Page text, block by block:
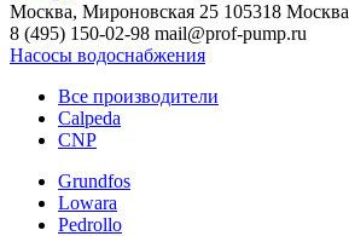
Москва, Мироновская 25 105318 Москва
8 (495) 150-02-98 mail@prof-pump.ru
Насосы водоснабжения
Все производители
Calpeda
CNP
Grundfos
Lowara
Pedrollo